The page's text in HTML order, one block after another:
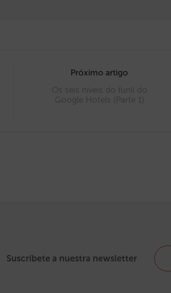
Próximo artigo
Os seis níveis do funil do
Google Hotels (Parte 1)
Suscríbete a nuestra newsletter